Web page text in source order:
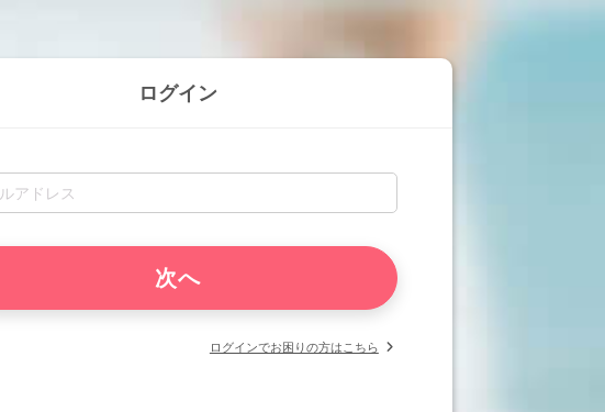
ログイン
ログインでお困りの方はこちら